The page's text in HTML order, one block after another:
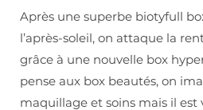
Après une superbe biotyfull
l’après-soleil, on attaque la
grâce à une nouvelle box
pense aux box beautés, on
maquillage et soins mais il est